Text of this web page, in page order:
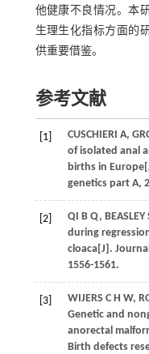
他健康不良情况。本
生理生化指标方面的
供重要借鉴。
参考文献
[1] CUSCHIERI A,
of isolated anal
births in
genetics part A,
[2] QI B Q, BEASLEY
during
cloaca[J].
1556-1561.
[3] WIJERS C H W,
Genetic and
anorectal
Birth defects